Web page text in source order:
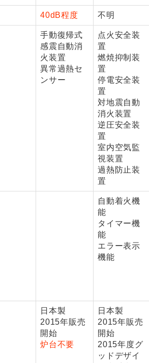
40dB程度 不明
手動復帰式
感震自動消
火装置
異常過熱セ
ンサー
点火安全装
置
燃焼抑制装
置
停電安全装
置
対地震自動
消火装置
逆圧安全装
置
室内空気監
視装置
過熱防止装
置
自動着火機
能
タイマー機
能
エラー表示
機能
日本製
2015年販売
開始
炉台不要
日本製
2015年販売
開始
2015年度グ
ッドデザイ